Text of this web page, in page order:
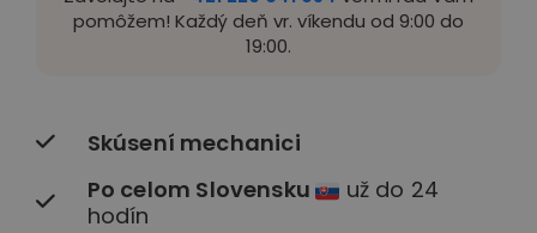
pomôžem! Každý deň vr. víkendu od 9:00 do
19:00.
Skúsení mechanici
Po celom Slovensku
už do 24
hodín